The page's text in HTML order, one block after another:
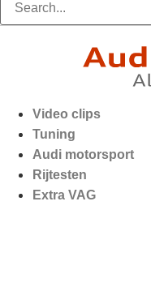
Video clips
Tuning
Audi motorsport
Rijtesten
Extra VAG